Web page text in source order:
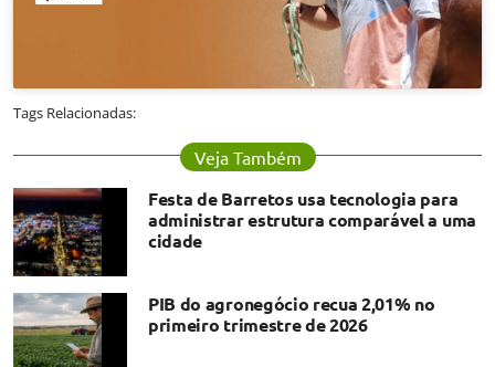
Tags Relacionadas:
Veja Também
Festa de Barretos usa tecnologia para
administrar estrutura comparável a uma
cidade
PIB do agronegócio recua 2,01% no
primeiro trimestre de 2026